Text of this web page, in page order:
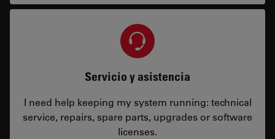
Servicio y asistencia
I need help keeping my system running: technical
service, repairs, spare parts, upgrades or software
licenses.